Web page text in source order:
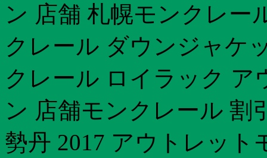
ン 店舗 札幌モンクレー
クレール ダウンジャケ
クレール ロイラック
ン 店舗モンクレール 割
勢丹 2017 アウトレッ